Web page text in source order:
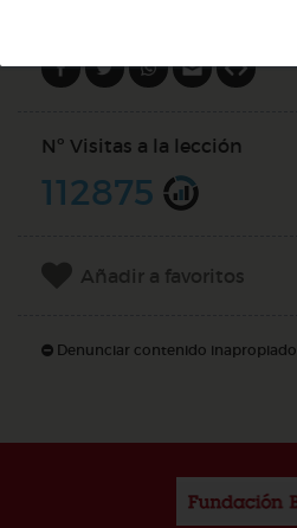
Nº Visitas a la lección
112875
Añadir a favoritos
Denunciar contenido inapropiado